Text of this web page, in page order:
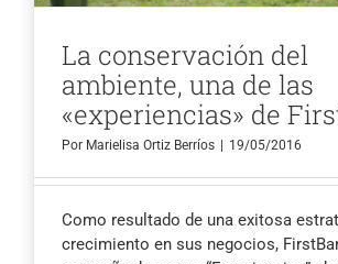
La conservación del
ambiente, una de las
«experiencias» de
Por Marielisa Ortiz Berríos 19/05/2016
Como resultado de una exitosa
crecimiento en sus negocios,